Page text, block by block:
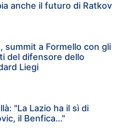
anche il futuro di Ratkov
summit a Formello con gli
del difensore dello
Liegi
"La Lazio ha il sì di
il Benfica…"